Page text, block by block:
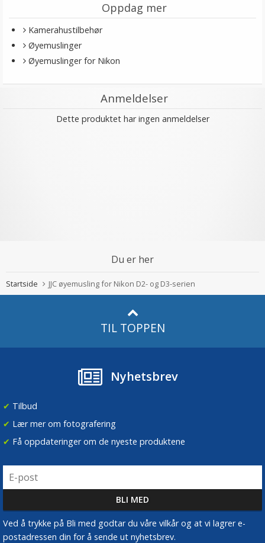
Oppdag mer
Kamerahustilbehør
Øyemuslinger
Øyemuslinger for Nikon
Anmeldelser
Dette produktet har ingen anmeldelser
Du er her
Startside JJC øyemusling for Nikon D2- og D3-serien
TIL TOPPEN
Nyhetsbrev
✔ Tilbud
✔ Lær mer om fotografering
✔ Få oppdateringer om de nyeste produktene
Ved å trykke på Bli med godtar du våre vilkår og at vi lagrer e-
postadressen din for å sende ut nyhetsbrev.